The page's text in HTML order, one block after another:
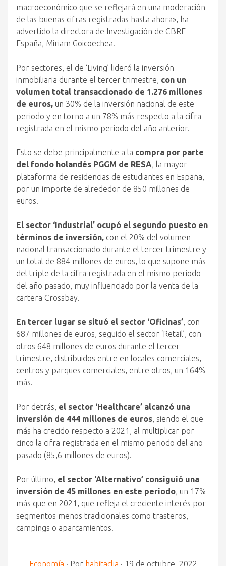
macroeconómico que se reflejará en una moderación
de las buenas cifras registradas hasta ahora», ha
advertido la directora de Investigación de CBRE
España, Miriam Goicoechea.
Por sectores, el de ‘Living’ lideró la inversión
inmobiliaria durante el tercer trimestre, con un
volumen total transaccionado de 1.276 millones
de euros, un 30% de la inversión nacional de este
periodo y en torno a un 78% más respecto a la cifra
registrada en el mismo periodo del año anterior.
Esto se debe principalmente a la compra por parte
del fondo holandés PGGM de RESA, la mayor
plataforma de residencias de estudiantes en España,
por un importe de alrededor de 850 millones de
euros.
El sector ‘Industrial’ ocupó el segundo puesto en
términos de inversión, con el 20% del volumen
nacional transaccionado durante el tercer trimestre y
un total de 884 millones de euros, lo que supone más
del triple de la cifra registrada en el mismo periodo
del año pasado, muy influenciado por la venta de la
cartera Crossbay.
En tercer lugar se situó el sector ‘Oficinas’, con
687 millones de euros, seguido el sector ‘Retail’, con
otros 648 millones de euros durante el tercer
trimestre, distribuidos entre en locales comerciales,
centros y parques comerciales, entre otros, un 164%
más.
Por detrás, el sector ‘Healthcare’ alcanzó una
inversión de 444 millones de euros, siendo el que
más ha crecido respecto a 2021, al multiplicar por
cinco la cifra registrada en el mismo periodo del año
pasado (85,6 millones de euros).
Por último, el sector ‘Alternativo’ consiguió una
inversión de 45 millones en este periodo, un 17%
más que en 2021, que refleja el creciente interés por
segmentos menos tradicionales como trasteros,
campings o aparcamientos.
Economía · Por habitaclia · 19 de octubre, 2022